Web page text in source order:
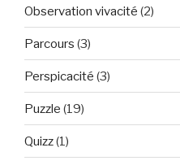
Observation vivacité (2)
Parcours (3)
Perspicacité (3)
Puzzle (19)
Quizz(1)